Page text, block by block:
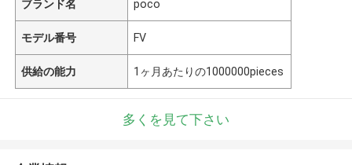
ブランド名 poco
モデル番号 FV
供給の能力 1ヶ月あたりの1000000pieces
多くを見て下さい